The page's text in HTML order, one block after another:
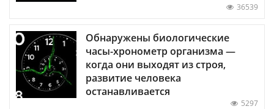
36539
Обнаружены биологические
часы-хронометр организма —
когда они выходят из строя,
развитие человека
останавливается
5297